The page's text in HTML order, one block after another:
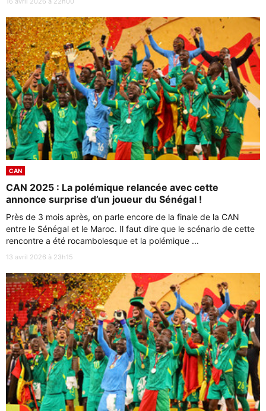
CAN
CAN 2025 : La polémique relancée avec cette
annonce surprise d’un joueur du Sénégal !
Près de 3 mois après, on parle encore de la finale de la CAN
entre le Sénégal et le Maroc. Il faut dire que le scénario de cette
rencontre a été rocambolesque et la polémique ...
13 avril 2026 à 23h15